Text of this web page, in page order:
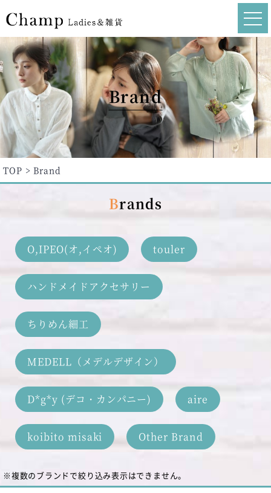
Brand
TOP Brand
※複数のブランドで絞り込み表示はできません。
Brands
O,IPEO(オ,イペオ) touler
ハンドメイドアクセサリー
ちりめん細工
MEDELL（メデルデザイン）
D*g*y (デコ・カンパニー) aire
koibito misaki Other Brand